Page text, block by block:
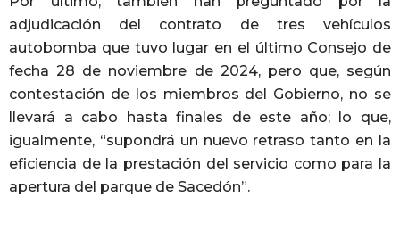
adjudicación del contrato de tres vehículos
autobomba que tuvo lugar en el último Consejo de
fecha 28 de noviembre de 2024, pero que, según
contestación de los miembros del Gobierno, no se
llevará a cabo hasta finales de este año; lo que,
igualmente, “supondrá un nuevo retraso tanto en la
eficiencia de la prestación del servicio como para la
apertura del parque de Sacedón”.